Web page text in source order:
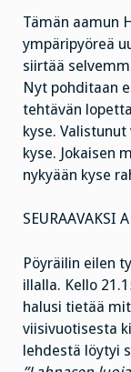
Tämän aamun
ympäripyöreä
siirtää
Nyt pohditaan
tehtävän
kyse.
kyse. Jokaisen
nykyään kyse
SEURAAVAKSI
Pöyräilin eilen
illalla. Kello
halusi tietää
viisivuotisesta
lehdestä löytyi